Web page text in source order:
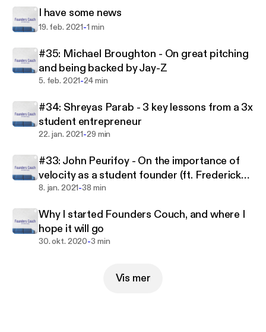
I have some news
19. feb. 2021-1 min
#35: Michael Broughton - On great pitching
and being backed by Jay-Z
5. feb. 2021-24 min
#34: Shreyas Parab - 3 key lessons from a 3x
student entrepreneur
22. jan. 2021-29 min
#33: John Peurifoy - On the importance of
velocity as a student founder (ft. Frederick
Daso from Forbes)
8. jan. 2021-38 min
Why I started Founders Couch, and where I
hope it will go
30. okt. 2020-3 min
Vis mer